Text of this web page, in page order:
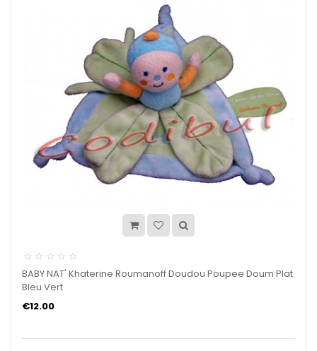
BABY NAT' Khaterine Roumanoff Doudou Poupee Doum Plat
Bleu Vert
€12.00